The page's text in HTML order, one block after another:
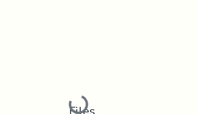
Loading...